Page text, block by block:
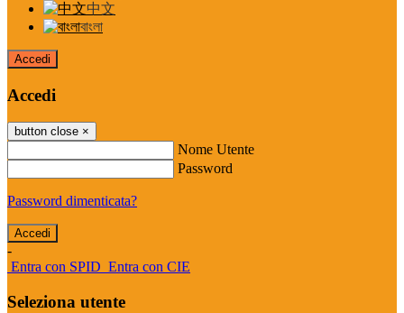
中文
বাংলা
Accedi
Accedi
button close ×
Nome Utente
Password
Password dimenticata?
-
Entra con SPID Entra con CIE
Seleziona utente